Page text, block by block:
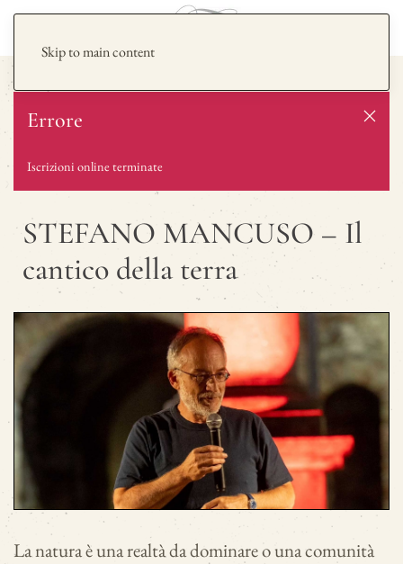
Skip to main content
Errore
Iscrizioni online terminate
STEFANO MANCUSO – Il
cantico della terra
La natura è una realtà da dominare o una comunità